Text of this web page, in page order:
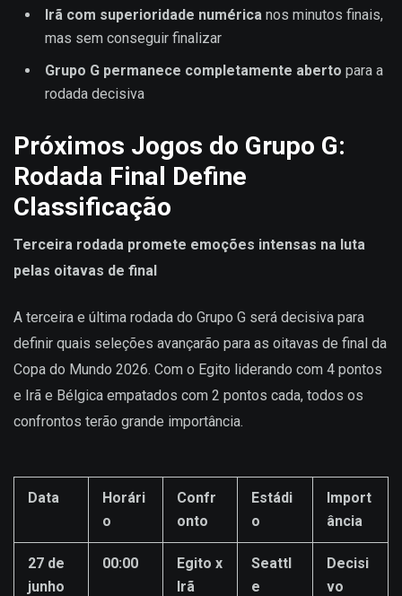
Irã com superioridade numérica nos minutos finais,
mas sem conseguir finalizar
Grupo G permanece completamente aberto para a
rodada decisiva
Próximos Jogos do Grupo G:
Rodada Final Define
Classificação
Terceira rodada promete emoções intensas na luta
pelas oitavas de final
A terceira e última rodada do Grupo G será decisiva para
definir quais seleções avançarão para as oitavas de final da
Copa do Mundo 2026. Com o Egito liderando com 4 pontos
e Irã e Bélgica empatados com 2 pontos cada, todos os
confrontos terão grande importância.
Data
Horári
o
Confr
onto
Estádi
o
Import
ância
27 de
junho
00:00
Egito x
Irã
Seattl
e
Decisi
vo